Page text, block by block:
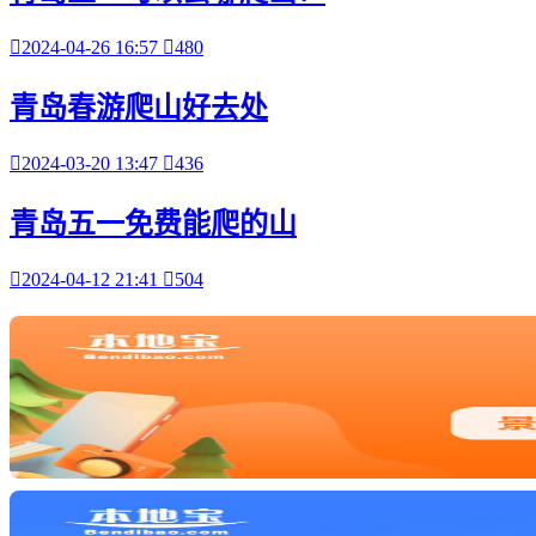
2024-04-26 16:57 480
青岛春游爬山好去处
2024-03-20 13:47 436
青岛五一免费能爬的山
2024-04-12 21:41 504